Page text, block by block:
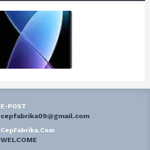
E-POST
cepfabrika09@gmail.com
CepFabrika.Com
WELCOME